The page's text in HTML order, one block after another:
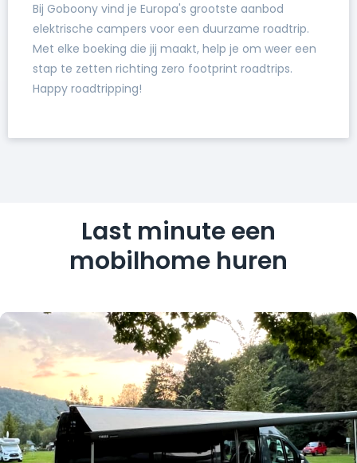
Bij Goboony vind je Europa's grootste aanbod
elektrische campers voor een duurzame roadtrip.
Met elke boeking die jij maakt, help je om weer een
stap te zetten richting zero footprint roadtrips.
Happy roadtripping!
Last minute een
mobilhome huren